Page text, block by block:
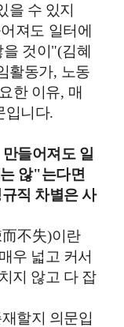
을 수 있지
져도 일터에
을 것이"(김혜
활동가, 노동
한 이유, 매
입니다.
만들어져도 일
않"는다면
직 차별은 사
不失)이란
우 넓고 커서
지 않고 다 잡
할지 의문입